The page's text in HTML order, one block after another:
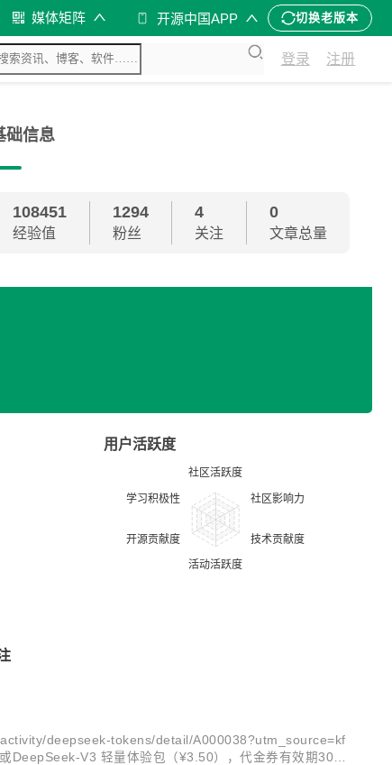
媒体矩阵 开源中国APP 切换老版本
登录 注册
础信息
108451
经验值
1294
粉丝
4
关注
0
文章总量
用户活跃度
deepseek-tokens/detail/A000038?utm_source=kf
DeepSeek-V3 轻量体验包（¥3.50），代金券有效期30